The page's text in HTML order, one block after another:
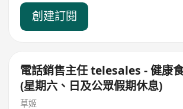
創建訂閱
電話銷售主任 telesales - 健康
(星期六、日及公眾假期休息)
草姬